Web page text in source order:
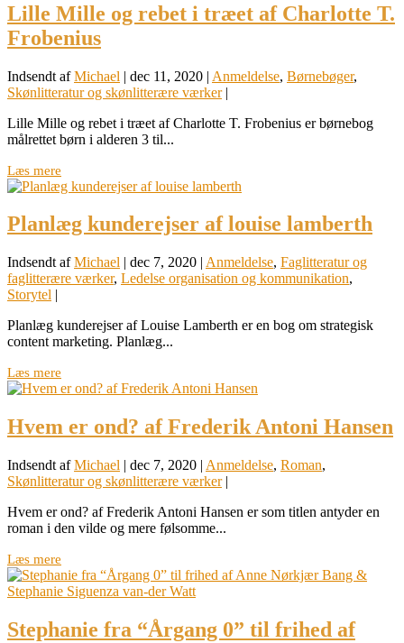
Lille Mille og rebet i træet af Charlotte T.
Frobenius
Indsendt afMichael | dec 11, 2020 | Anmeldelse, Børnebøger,
Skønlitteratur og skønlitterære værker|
Lille Mille og rebet i træet af Charlotte T. Frobenius er børnebog
målrettet børn i alderen 3 til...
Læs mere
Planlæg kunderejser af louise lamberth
Indsendt afMichael | dec 7, 2020 | Anmeldelse, Faglitteratur og
faglitterære værker, Ledelse organisation og kommunikation,
Storytel |
Planlæg kunderejser af Louise Lamberth er en bog om strategisk
content marketing. Planlæg...
Læs mere
Hvem er ond? af Frederik Antoni Hansen
Indsendt afMichael | dec 7, 2020 | Anmeldelse, Roman,
Skønlitteratur og skønlitterære værker|
Hvem er ond? af Frederik Antoni Hansen er som titlen antyder en
roman i den vilde og mere følsomme...
Læs mere
Stephanie fra “Årgang 0” til frihed af